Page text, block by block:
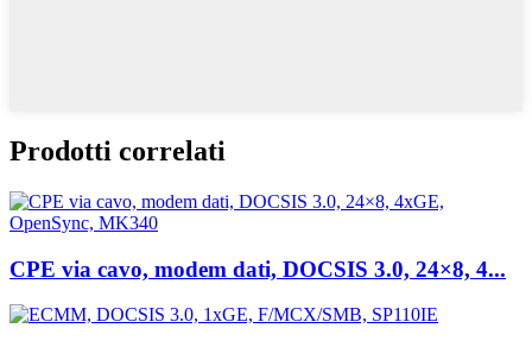
Prodotti correlati
CPE via cavo, modem dati, DOCSIS 3.0, 24×8, 4...